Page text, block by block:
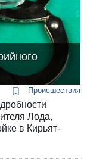
Происшествия
Лода,
в Кирьят-